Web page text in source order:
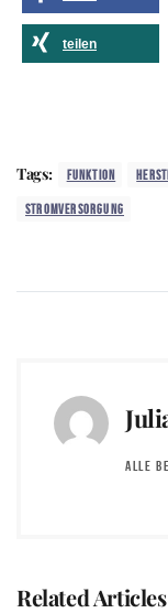
teilen
Tags: FUNKTION
STROMVERSORGUNG
ALLE
Related Articles